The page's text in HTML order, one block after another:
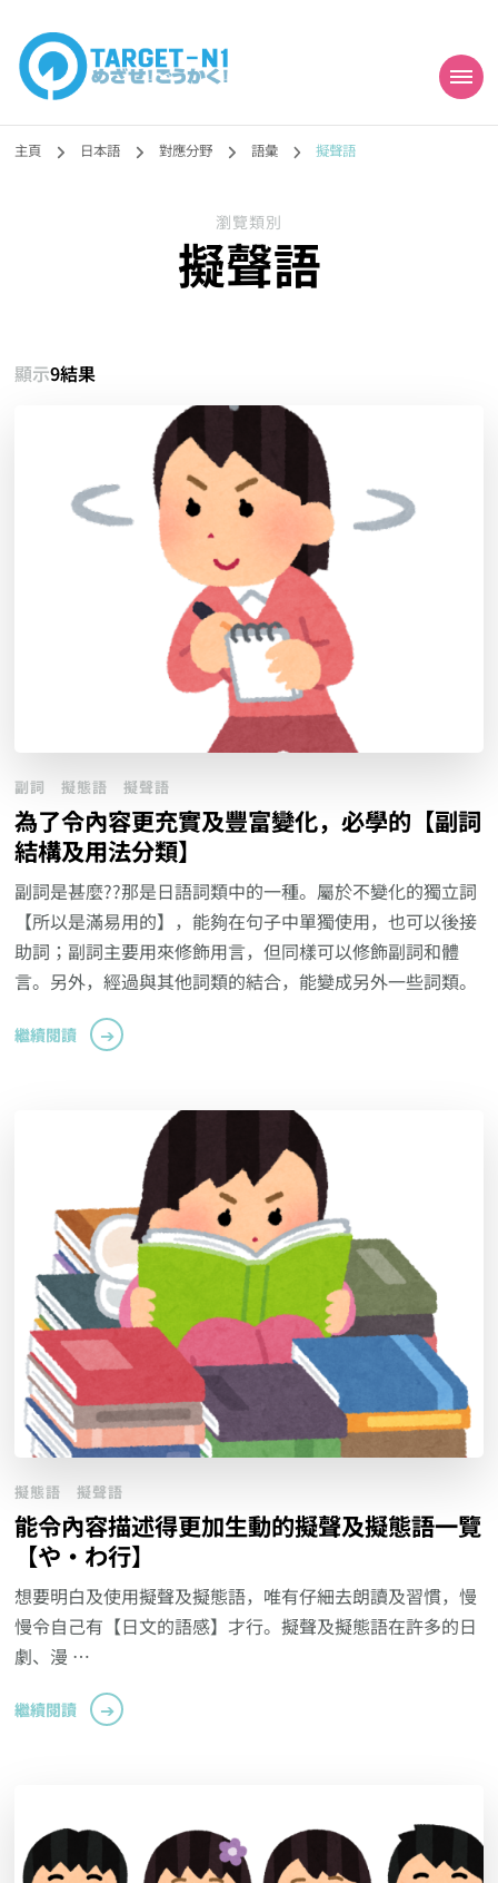
目標!!日本語能力試
N1合格
勉強コンテンツも追加予定!!】
主頁 日本語 對應分野 語彙 擬聲語
瀏覽類別
擬聲語
顯示9結果
副詞 擬態語 擬聲語
為了令內容更充實及豐富變化，必學的【副詞
結構及用法分類】
副詞是甚麼??那是日語詞類中的一種。屬於不變化的獨立詞
【所以是滿易用的】，能夠在句子中單獨使用，也可以後接
助詞；副詞主要用來修飾用言，但同樣可以修飾副詞和體
言。另外，經過與其他詞類的結合，能變成另外一些詞類。
繼續閱讀
擬態語 擬聲語
能令內容描述得更加生動的擬聲及擬態語一覽
【や・わ行】
想要明白及使用擬聲及擬態語，唯有仔細去朗讀及習慣，慢
慢令自己有【日文的語感】才行。擬聲及擬態語在許多的日
劇、漫 …
繼續閱讀